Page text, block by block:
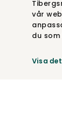
vår
du
Visa